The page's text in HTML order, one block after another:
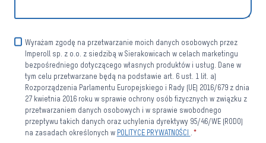
Wyrażam zgodę na przetwarzanie moich danych osobowych przez
Imperoll sp. z o.o. z siedzibą w Sierakowicach w celach marketingu
bezpośredniego dotyczącego własnych produktów i usług. Dane w
tym celu przetwarzane będą na podstawie art. 6 ust. 1 lit. a)
Rozporządzenia Parlamentu Europejskiego i Rady (UE) 2016/679 z dnia
27 kwietnia 2016 roku w sprawie ochrony osób fizycznych w związku z
przetwarzaniem danych osobowych i w sprawie swobodnego
przepływu takich danych oraz uchylenia dyrektywy 95/46/WE (RODO)
na zasadach określonych w POLITYCE PRYWATNOŚCI . *